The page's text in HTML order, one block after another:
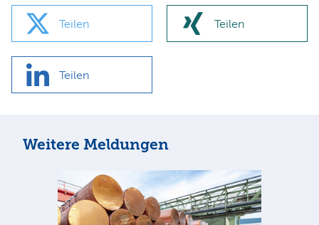
Teilen Teilen
Teilen
Weitere Meldungen